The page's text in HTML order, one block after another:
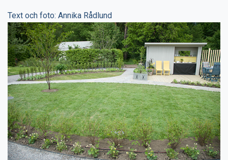
Text och foto: Annika Rådlund